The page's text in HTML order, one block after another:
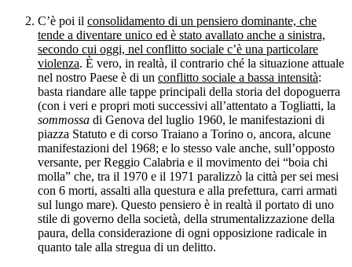
C’è poi il consolidamento di un pensiero dominante, che
tende a diventare unico ed è stato avallato anche a sinistra,
secondo cui oggi, nel conflitto sociale c’è una particolare
violenza. È vero, in realtà, il contrario ché la situazione attuale
nel nostro Paese è di un conflitto sociale a bassa intensità:
basta riandare alle tappe principali della storia del dopoguerra
(con i veri e propri moti successivi all’attentato a Togliatti, la
sommossa di Genova del luglio 1960, le manifestazioni di
piazza Statuto e di corso Traiano a Torino o, ancora, alcune
manifestazioni del 1968; e lo stesso vale anche, sull’opposto
versante, per Reggio Calabria e il movimento dei “boia chi
molla” che, tra il 1970 e il 1971 paralizzò la città per sei mesi
con 6 morti, assalti alla questura e alla prefettura, carri armati
sul lungo mare). Questo pensiero è in realtà il portato di uno
stile di governo della società, della strumentalizzazione della
paura, della considerazione di ogni opposizione radicale in
quanto tale alla stregua di un delitto.